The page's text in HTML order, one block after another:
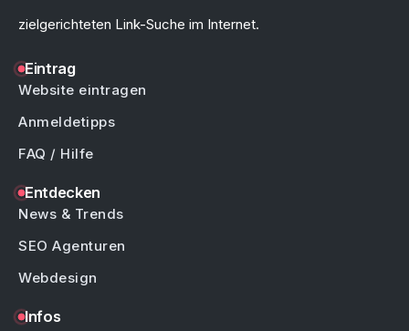
zielgerichteten Link-Suche im Internet.
Eintrag
Website eintragen
Anmeldetipps
FAQ / Hilfe
Entdecken
News & Trends
SEO Agenturen
Webdesign
Infos